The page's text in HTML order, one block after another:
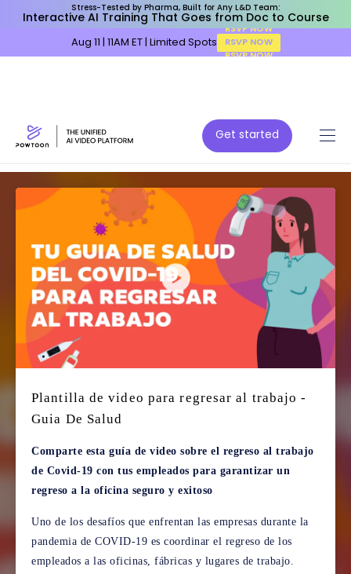
Stress-Tested by Pharma, Built for Any L&D Team:
Interactive AI Training That Goes from Doc to Course
Aug 11 | 11AM ET | Limited Spots RSVP NOW
Get started
Plantilla de video para regresar al trabajo -
Guia De Salud
Comparte esta guía de video sobre el regreso al trabajo
de Covid-19 con tus empleados para garantizar un
regreso a la oficina seguro y exitoso
Uno de los desafíos que enfrentan las empresas durante la
pandemia de COVID-19 es coordinar el regreso de los
empleados a las oficinas, fábricas y lugares de trabajo.